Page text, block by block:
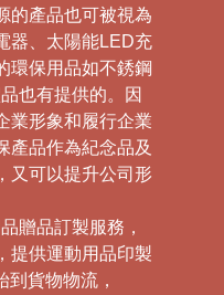
的產品也可被視為
器、太陽能LED充
環保用品如不銹鋼
也有提供的。因
業形象和履行企業
產品作為紀念品及
又可以提升公司形
贈品訂製服務，
提供運動用品印製
到貨物物流，